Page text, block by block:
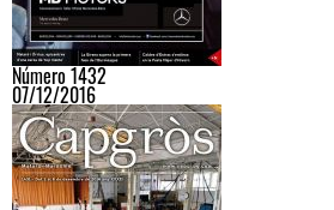
Número 1432
07/12/2016